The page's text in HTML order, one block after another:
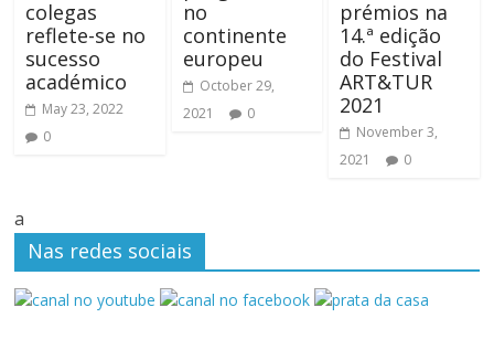
colegas
reflete-se no
sucesso
académico
May 23, 2022
0
no
continente
europeu
October 29,
2021
0
prémios na
14.ª edição
do Festival
ART&TUR
2021
November 3,
2021
0
a
Nas redes sociais